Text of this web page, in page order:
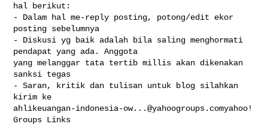
hal berikut:
- Dalam hal me-reply posting, potong/edit ekor
posting sebelumnya
- Diskusi yg baik adalah bila saling menghormati
pendapat yang ada. Anggota
yang melanggar tata tertib millis akan dikenakan
sanksi tegas
- Saran, kritik dan tulisan untuk blog silahkan
ahlikeuangan-indonesia-ow...@yahoogroups.comyahoo!
Groups Links